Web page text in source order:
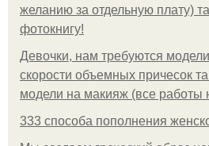
желанию за отдельную плату)
фотокнигу!
Девочки, нам требуются
скорости объемных причесок
модели на макияж (все работы
333 способа пополнения